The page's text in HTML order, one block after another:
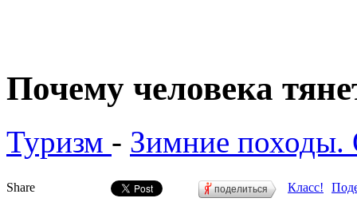
Почему человека
Туризм - Зимние походы.
Share поделиться Класс!